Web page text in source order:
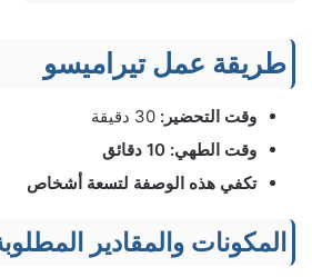
طريقة عمل تيراميسو
وقت التحضير: 30 دقيقة
وقت الطهي: 10 دقائق
تكفي هذه الوصفة لتسعة أشخاص
المكونات والمقادير